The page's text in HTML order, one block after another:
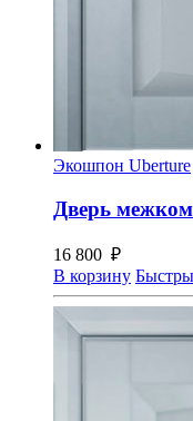
Экошпон Uberture
Дверь
16 800 ₽
В корзину